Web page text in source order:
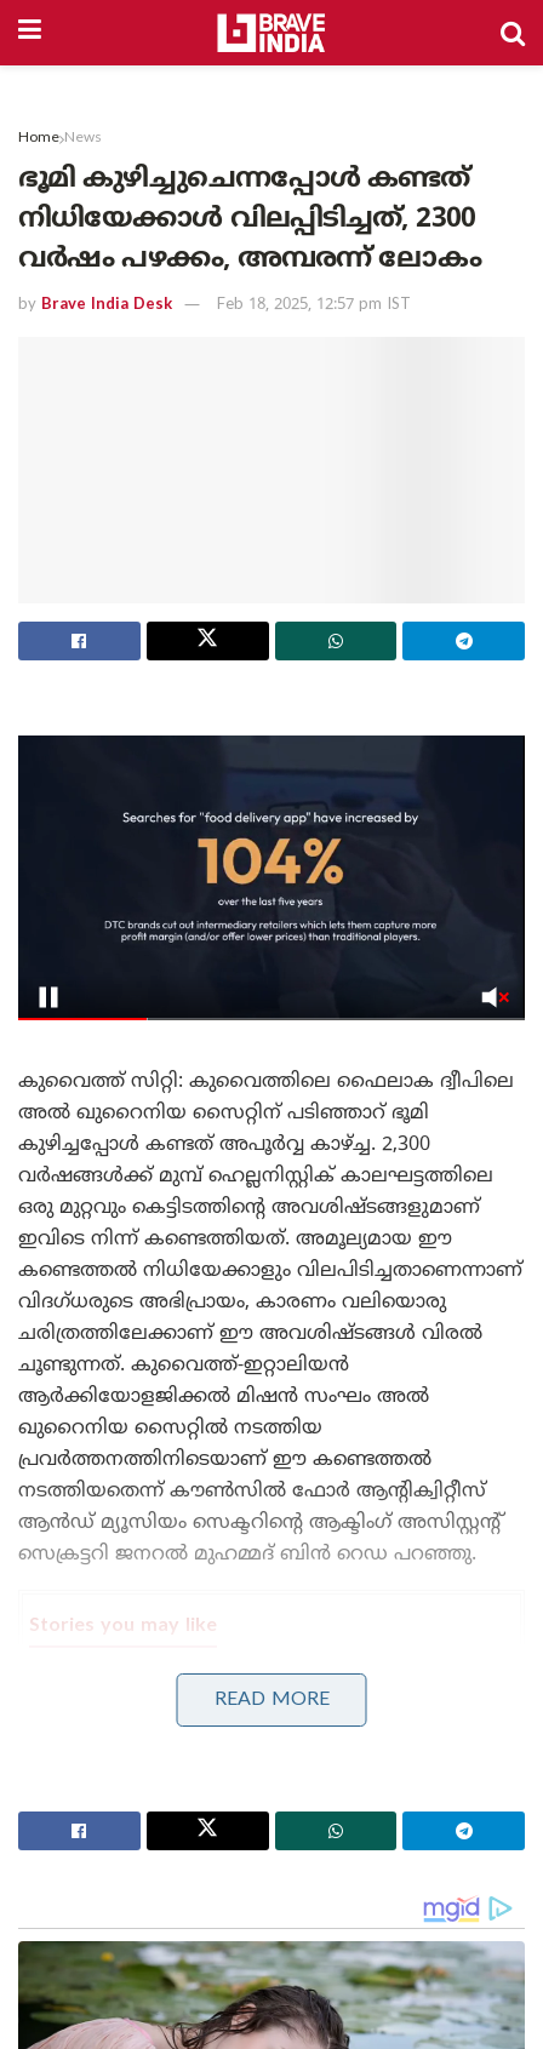
Home News
ഭൂമി കുഴിച്ചുചെന്നപ്പോള്‍ കണ്ടത്
നിധിയേക്കാള്‍ വിലപ്പിടിച്ചത്, 2300
വര്‍ഷം പഴക്കം, അമ്പരന്ന് ലോകം
by Brave India Desk Feb 18, 2025, 12:57 pm IST
കുവൈത്ത് സിറ്റി: കുവൈത്തിലെ ഫൈലാക ദ്വീപിലെ
അല്‍ ഖുറൈനിയ സൈറ്റിന് പടിഞ്ഞാറ് ഭൂമി
കുഴിച്ചപ്പോള്‍ കണ്ടത് അപൂര്‍വ്വ കാഴ്ച്ച. 2,300
വര്‍ഷങ്ങള്‍ക്ക് മുമ്പ് ഹെല്ലനിസ്റ്റിക് കാലഘട്ടത്തിലെ
ഒരു മുറ്റവും കെട്ടിടത്തിന്റെ അവശിഷ്ടങ്ങളുമാണ്
ഇവിടെ നിന്ന് കണ്ടെത്തിയത്. അമൂല്യമായ ഈ
കണ്ടെത്തല്‍ നിധിയേക്കാളും വിലപിടിച്ചതാണെന്നാണ്
വിദഗ്ധരുടെ അഭിപ്രായം, കാരണം വലിയൊരു
ചരിത്രത്തിലേക്കാണ് ഈ അവശിഷ്ടങ്ങള്‍ വിരല്‍
ചൂണ്ടുന്നത്. കുവൈത്ത്-ഇറ്റാലിയന്‍
ആര്‍ക്കിയോളജിക്കല്‍ മിഷന്‍ സംഘം അല്‍
ഖുറൈനിയ സൈറ്റില്‍ നടത്തിയ
പ്രവര്‍ത്തനത്തിനിടെയാണ് ഈ കണ്ടെത്തല്‍
നടത്തിയതെന്ന് കൗണ്‍സില്‍ ഫോര്‍ ആന്റിക്വിറ്റീസ്
ആന്‍ഡ് മ്യൂസിയം സെക്ടറിന്റെ ആക്ടിംഗ് അസിസ്റ്റന്റ്
സെക്രട്ടറി ജനറല്‍ മുഹമ്മദ് ബിന്‍ റെഡ പറഞ്ഞു.
Stories you may like
ദേശീയ ചിഹ്നങ്ങളെ അപമാനിക്കുന്നവർക്ക് ഇന്ത്യയിൽ
ജീവിക്കാൻ അർഹതയില്ലെന്ന് യോഗി ആദിത്യനാഥ്:
ലഖ്‌നൗവിൽ തിരംഗ യാത്രയ്ക്ക് തുടക്കം
ഭീകരർ
കെട്ടിടത്തിന്റെ ശിലാ അടിത്തറകള്‍, ഒരു ആന്തരിക
മതില്‍, ബാഹ്യ മുറ്റത്തെ മുറിയുമായി ബന്ധിപ്പിക്കുന്ന
ഒരു പ്രവേശന കവാടം എന്നിവ സംഘം
കണ്ടെത്തിയതായി ബിന്‍ റെഡ വിശദീകരിച്ചു.
അതിനുള്ളില്‍ പ്ലാസ്റ്റര്‍ ചെയ്ത മതിലുകളുടെ നിരവധി
READ MORE